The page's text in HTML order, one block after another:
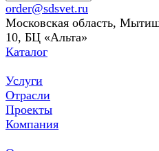
order@sdsvet.ru
Московская область,
10, БЦ «Альта»
Каталог
Услуги
Отрасли
Проекты
Компания